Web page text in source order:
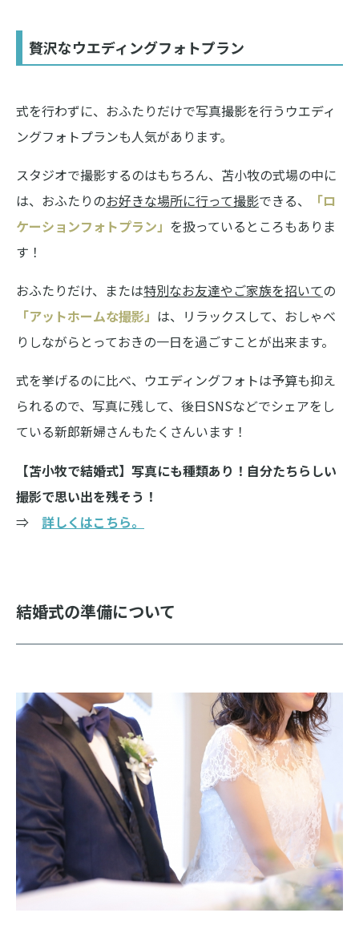
贅沢なウエディングフォトプラン
式を行わずに、おふたりだけで写真撮影を行うウエディ
ングフォトプランも人気があります。
スタジオで撮影するのはもちろん、苫小牧の式場の中に
は、おふたりのお好きな場所に行って撮影できる、
「ロ
ケーションフォトプラン」 を扱っているところもありま
す！
おふたりだけ、または特別なお友達やご家族を招いての
「アットホームな撮影」 は、リラックスして、おしゃべ
りしながらとっておきの一日を過ごすことが出来ます。
式を挙げるのに比べ、ウエディングフォトは予算も抑え
られるので、写真に残して、後日SNSなどでシェアをし
ている新郎新婦さんもたくさんいます！
【苫小牧で結婚式】写真にも種類あり！自分たちらしい
撮影で思い出を残そう！
⇒ 詳しくはこちら。
結婚式の準備について